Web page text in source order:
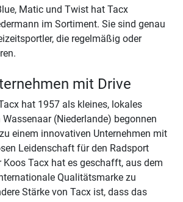
Matic und Twist hat Tacx
im Sortiment. Sie sind genau
die regelmäßig oder
mit Drive
hat 1957 als kleines, lokales
(Niederlande) begonnen
einem innovativen Unternehmen mit
Leidenschaft für den Radsport
Koos Tacx hat es geschafft, aus dem
Qualitätsmarke zu
Stärke von Tacx ist, dass das